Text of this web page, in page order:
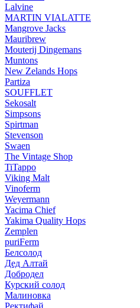
Lalvine
MARTIN VIALATTE
Mangrove Jacks
Mauribrew
Mouterij Dingemans
Muntons
New Zelands Hops
Partiza
SOUFFLET
Sekosalt
Simpsons
Spirtman
Stevenson
Swaen
The Vintage Shop
TiTappo
Viking Malt
Vinoferm
Weyermann
Yacima Chief
Yakima Quality Hops
Zemplen
puriFerm
Белсолод
Дед Алтай
Добродел
Курский солод
Малиновка
Ректифай